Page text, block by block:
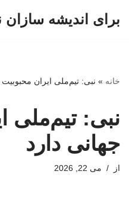
برای اندیشه سازان
خانه » نبی: تیم‌ملی ایران محبوبیت
نبی: تیم‌ملی
جهانی دارد
از می 22, 2026